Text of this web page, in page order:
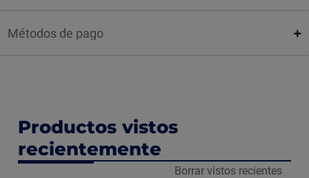
Métodos de pago
Productos vistos
recientemente
Borrar vistos recientes